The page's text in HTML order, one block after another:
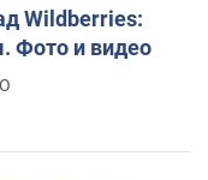
Wildberries:
Фото и видео